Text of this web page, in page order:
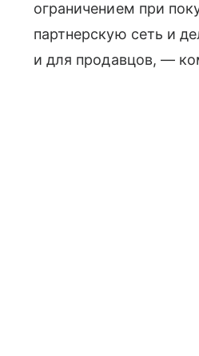
ограничением при
партнерскую сеть и
и для продавцов, —